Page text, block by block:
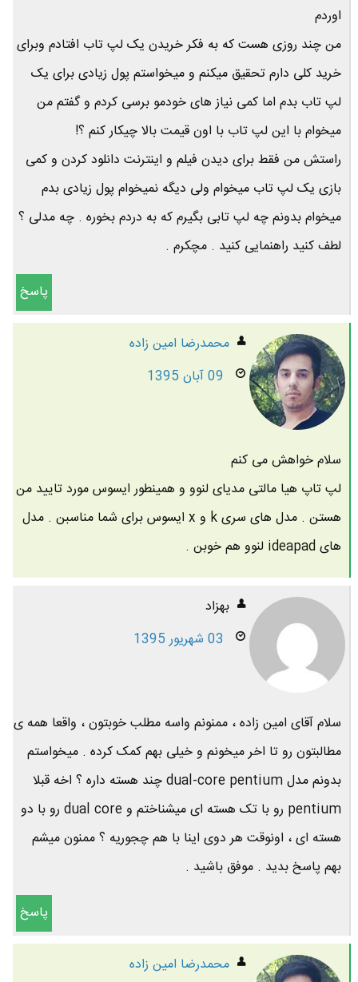
اوردم
من چند روزی هست که به فکر خریدن یک لپ تاب افتادم وبرای
خرید کلی دارم تحقیق میکنم و میخواستم پول زیادی برای یک
لپ تاب بدم اما کمی نیاز های خودمو برسی کردم و گفتم من
میخوام با این لپ تاب با اون قیمت بالا چیکار کنم ؟!
راستش من فقط برای دیدن فیلم و اینترنت دانلود کردن و کمی
بازی یک لپ تاب میخوام ولی دیگه نمیخوام پول زیادی بدم
میخوام بدونم چه لپ تابی بگیرم که به دردم بخوره . چه مدلی ؟
لطف کنید راهنمایی کنید . مچکرم .
پاسخ
محمدرضا امين زاده
09 آبان 1395
سلام خواهش می کنم
لپ تاپ هیا مالتی مدیای لنوو و همینطور ایسوس مورد تایید من
هستن . مدل های سری k و x ایسوس برای شما مناسبن . مدل
های ideapad لنوو هم خوبن .
بهزاد
03 شهریور 1395
سلام آقای امین زاده ، ممنونم واسه مطلب خوبتون ، واقعا همه ی
مطالبتون رو تا اخر میخونم و خیلی بهم کمک کرده . میخواستم
بدونم مدل dual-core pentium چند هسته داره ؟ اخه قبلا
pentium رو با تک هسته ای میشناختم و dual core رو با دو
هسته ای ، اونوقت هر دوی اینا با هم چجوریه ؟ ممنون میشم
بهم پاسخ بدید . موفق باشید .
پاسخ
محمدرضا امين زاده